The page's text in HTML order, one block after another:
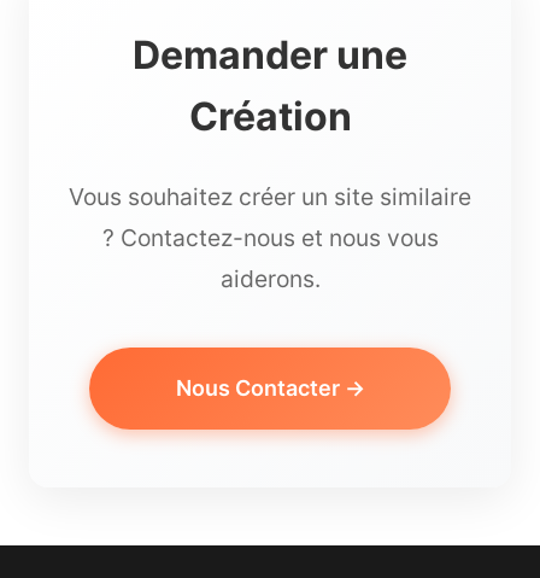
Demander une
Création
Vous souhaitez créer un site similaire
? Contactez-nous et nous vous
aiderons.
Nous Contacter →